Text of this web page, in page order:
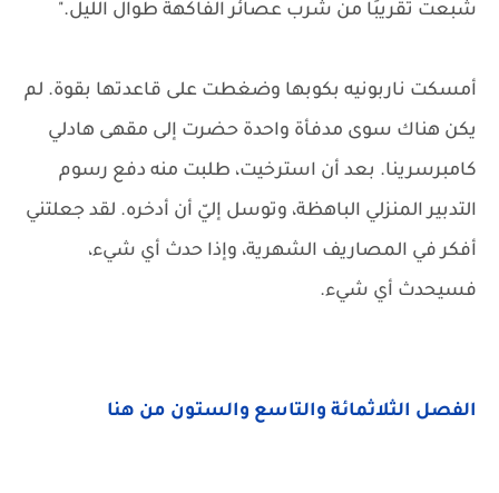
شبعت تقريبًا من شرب عصائر الفاكهة طوال الليل."
أمسكت ناربونيه بكوبها وضغطت على قاعدتها بقوة. لم
يكن هناك سوى مدفأة واحدة حضرت إلى مقهى هادلي
كامبرسرينا. بعد أن استرخيت، طلبت منه دفع رسوم
التدبير المنزلي الباهظة، وتوسل إليّ أن أدخره. لقد جعلتني
أفكر في المصاريف الشهرية، وإذا حدث أي شيء،
فسيحدث أي شيء.
الفصل الثلاثمائة والتاسع والستون من هنا